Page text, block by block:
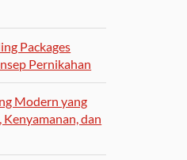
Packages
Pernikahan
Modern yang
dan